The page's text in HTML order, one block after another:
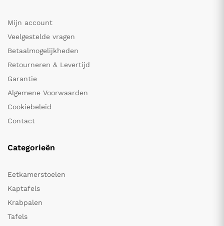
Mijn account
Veelgestelde vragen
Betaalmogelijkheden
Retourneren & Levertijd
Garantie
Algemene Voorwaarden
Cookiebeleid
Contact
Categorieën
Eetkamerstoelen
Kaptafels
Krabpalen
Tafels